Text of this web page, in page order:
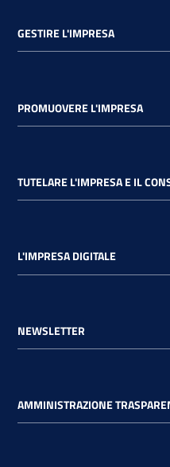
GESTIRE L'IMPRESA
PROMUOVERE L'IMPRESA
TUTELARE L'IMPRESA E IL
L'IMPRESA DIGITALE
NEWSLETTER
AMMINISTRAZIONE